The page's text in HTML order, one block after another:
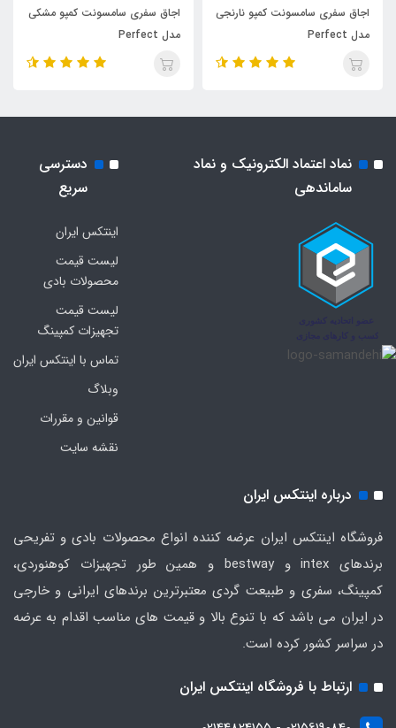
اجاق سفری سامسونت کمپو نارنجی
مدل Perfect
اجاق سفری سامسونت کمپو مشکی
مدل Perfect
نماد اعتماد الکترونیک و نماد
ساماندهی
دسترسی
سریع
اینتکس ایران
لیست قیمت
محصولات بادی
لیست قیمت
تجهیزات کمپینگ
تماس با اینتکس ایران
وبلاگ
قوانین و مقررات
نقشه سایت
درباره اینتکس ایران
فروشگاه اینتکس ایران عرضه کننده انواع محصولات بادی و تفریحی
برندهای intex و bestway و همین طور تجهیزات کوهنوردی،
کمپینگ، سفری و طبیعت گردی معتبرترین برندهای ایرانی و خارجی
در ایران می باشد که با تنوع بالا و قیمت های مناسب اقدام به عرضه
در سراسر کشور کرده است.
ارتباط با فروشگاه اینتکس ایران